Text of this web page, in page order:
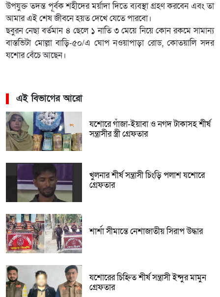
উপযুক্ত তদন্ত পূর্বক শহীদের মর্য়াদা দিতে ব্যবস্থা গ্রহণ করবেন এবং তা
আমার এই শেষ জীবনে হয়ত দেখে যেতে পারবো।
ছবুরন নেছা বর্তমান ৪ ছেলে ১ নাতি ৩ মেয়ে নিয়ে কোন রকমে সামান্য
বাস্তভিটা মোল্লা বাড়ি-৫০/এ ঘোপ নওয়াপাড়া রোড, কোতয়ালি সদর
যশোর বেঁচে আছেন।
এই বিভাগের আরো
যশোরে গাঁজা-ইয়াবা ও নগদ টাকাসহ শীর্ষ
সন্ত্রাসীর স্ত্রী গ্রেফতার
খুলনার শীর্ষ সন্ত্রাসী চিংড়ি পলাশ যশোরে
গ্রেফতার
শার্শা সীমান্তে নেশাজাতীয় সিরাপ উদ্ধার
যশোরের চিহ্নিত শীর্ষ সন্ত্রাসী ইন্দুর মামুন
গ্রেফতার